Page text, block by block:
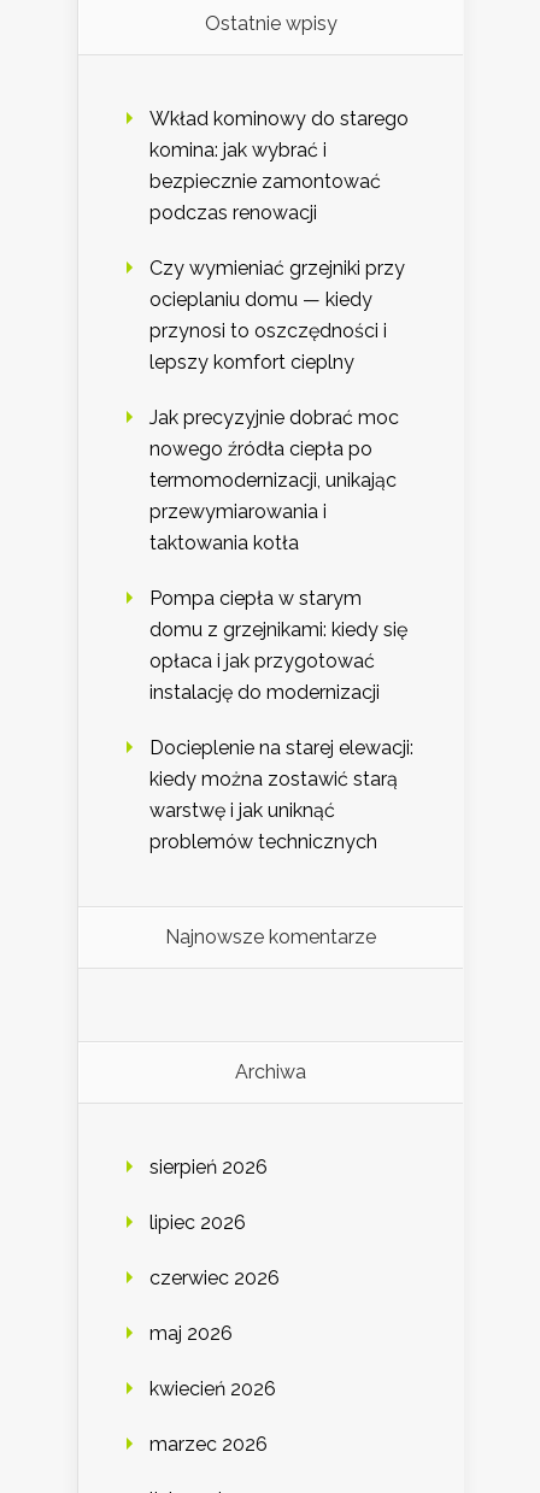
Ostatnie wpisy
Wkład kominowy do starego
komina: jak wybrać i
bezpiecznie zamontować
podczas renowacji
Czy wymieniać grzejniki przy
ocieplaniu domu — kiedy
przynosi to oszczędności i
lepszy komfort cieplny
Jak precyzyjnie dobrać moc
nowego źródła ciepła po
termomodernizacji, unikając
przewymiarowania i
taktowania kotła
Pompa ciepła w starym
domu z grzejnikami: kiedy się
opłaca i jak przygotować
instalację do modernizacji
Docieplenie na starej elewacji:
kiedy można zostawić starą
warstwę i jak uniknąć
problemów technicznych
Najnowsze komentarze
Archiwa
sierpień 2026
lipiec 2026
czerwiec 2026
maj 2026
kwiecień 2026
marzec 2026